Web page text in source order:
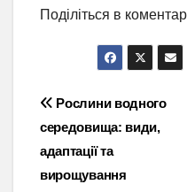
Поділіться в
Навігація
записів
Рослини водного
середовища: види,
адаптації та
вирощування